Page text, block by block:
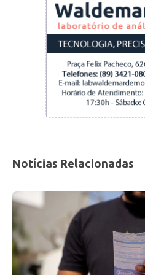
Energia Elétrica
Segundo Brandão, a
para as
consumidores. “Não é
uma volatilidade tão
programa como esse,
Notícias Relacionadas